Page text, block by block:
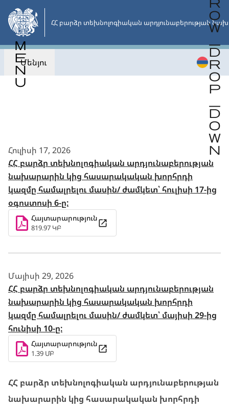
Անցնել
հիմնական
բովանդակությանը
ՀՀ բարձր տեխնոլոգիական արդյունաբերության
Մենյու
Հուլիսի 17, 2026
ՀՀ բարձր տեխնոլոգիական արդյունաբերության
նախարարին կից հասարակական խորհրդի
կազմը համալրելու մասին/ ժամկետ՝ հուլիսի 17-ից
օգոստոսի 6-ը:
Հայտարարություն
819.97 ԿԲ
Մայիսի 29, 2026
ՀՀ բարձր տեխնոլոգիական արդյունաբերության
նախարարին կից հասարակական խորհրդի
կազմը համալրելու մասին/ ժամկետ՝ մայիսի 29-ից
հունիսի 10-ը:
Հայտարարություն
1.39 ՄԲ
ՀՀ բարձր տեխնոլոգիական արդյունաբերության
նախարարին կից հասարակական խորհրդի